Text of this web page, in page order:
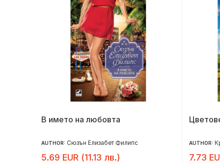
В името на любовта
AUTHOR: Сюзън Елизабет Филипс
5.69 EUR (11.13 лв.)
AUTHOR:
7.73